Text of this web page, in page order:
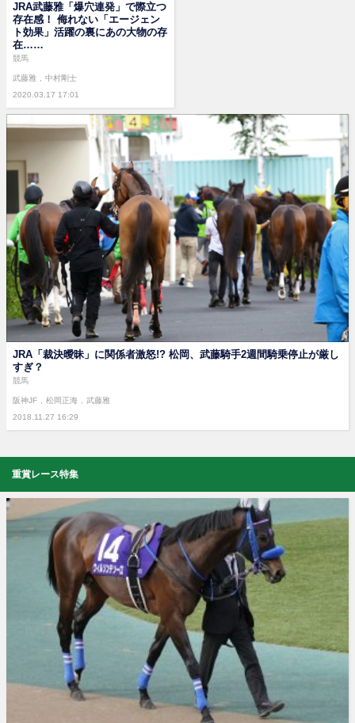
JRA武藤雅「爆穴連発」で際立つ
存在感！ 侮れない「エージェン
ト効果」活躍の裏にあの大物の存
在……
2020.03.17 17:01
競馬
武藤雅 中村剛士
JRA「裁決曖昧」に関係者激怒!? 松岡、武藤騎手2週間騎乗停止が厳し
すぎ？
2018.11.27 16:29
競馬
阪神JF 松岡正海 武藤雅
重賞レース特集